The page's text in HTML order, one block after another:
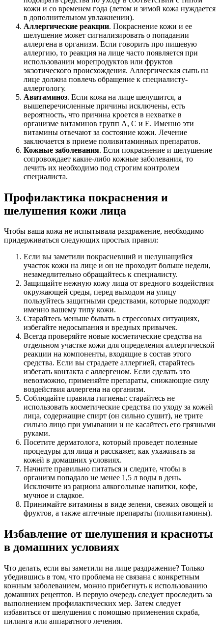
кожи и со временем года (летом и зимой кожа нуждается
в дополнительном увлажнении).
Аллергические реакции. Покраснение кожи и ее
шелушение может сигнализировать о попадании
аллергена в организм. Если говорить про пищевую
аллергию, то реакция на лице часто появляется при
использовании морепродуктов или фруктов
экзотического происхождения. Аллергическая сыпь на
лице должна повлечь обращение к специалисту-
аллергологу.
Авитаминоз. Если кожа на лице шелушится, а
вышеперечисленные причины исключены, есть
вероятность, что причина кроется в нехватке в
организме витаминов групп А, С и Е. Именно эти
витамины отвечают за состояние кожи. Лечение
заключается в приеме поливитаминных препаратов.
Кожные заболевания. Если покраснение и шелушение
сопровождает какие-либо кожные заболевания, то
лечить их необходимо под строгим контролем
специалиста.
Профилактика покраснения и
шелушения кожи лица
Чтобы ваша кожа не испытывала раздражение, необходимо
придерживаться следующих простых правил:
Если вы заметили покрасневший и шелушащийся
участок кожи на лице и он не проходит больше недели,
незамедлительно обращайтесь к специалисту.
Защищайте нежную кожу лица от вредного воздействия
окружающей среды, перед выходом на улицу
пользуйтесь защитными средствами, которые подходят
именно вашему типу кожи.
Старайтесь меньше бывать в стрессовых ситуациях,
избегайте недосыпания и вредных привычек.
Всегда проверяйте новые косметические средства на
отдельном участке кожи для определения аллергической
реакции на компоненты, входящие в состав этого
средства. Если вы страдаете аллергией, старайтесь
избегать контакта с аллергеном. Если сделать это
невозможно, применяйте препараты, снижающие силу
воздействия аллергена на организм.
Соблюдайте правила гигиены: старайтесь не
использовать косметические средства по уходу за кожей
лица, содержащие спирт (он сильно сушит), не трите
сильно лицо при умывании и не касайтесь его грязными
руками.
Посетите дерматолога, который проведет полезные
процедуры для лица и расскажет, как ухаживать за
кожей в домашних условиях.
Начните правильно питаться и следите, чтобы в
организм попадало не менее 1,5 л воды в день.
Исключите из рациона алкогольные напитки, кофе,
мучное и сладкое.
Принимайте витамины в виде зелени, свежих овощей и
фруктов, а также аптечные препараты (поливитамины).
Избавление от шелушения и красноты
в домашних условиях
Что делать, если вы заметили на лице раздражение? Только
убедившись в том, что проблема не связана с конкретным
кожным заболеванием, можно прибегнуть к использованию
домашних рецептов. В первую очередь следует проследить за
выполнением профилактических мер. Затем следует
избавиться от шелушения с помощью применения скраба,
пилинга или аппаратного лечения.